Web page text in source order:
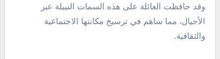
وقد حافظت العائلة على هذه السمات النبيلة عبر
الأجيال، مما ساهم في ترسيخ مكانتها الاجتماعية
والثقافية.